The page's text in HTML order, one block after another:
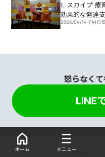
1. スカイプ 療
効果的な発達
2026/04/14子供の
怒らなく
LINE
トップページ 子育て講座 子育
ホーム メニュー